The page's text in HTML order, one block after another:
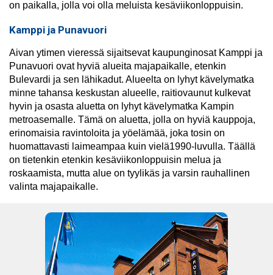
on paikalla, jolla voi olla meluista kesäviikonloppuisin.
Kamppi ja Punavuori
Aivan ytimen vieressä sijaitsevat kaupunginosat Kamppi ja
Punavuori ovat hyviä alueita majapaikalle, etenkin
Bulevardi ja sen lähikadut. Alueelta on lyhyt kävelymatka
minne tahansa keskustan alueelle, raitiovaunut kulkevat
hyvin ja osasta aluetta on lyhyt kävelymatka Kampin
metroasemalle. Tämä on aluetta, jolla on hyviä kauppoja,
erinomaisia ravintoloita ja yöelämää, joka tosin on
huomattavasti laimeampaa kuin vielä1990-luvulla. Täällä
on tietenkin etenkin kesäviikonloppuisin melua ja
roskaamista, mutta alue on tyylikäs ja varsin rauhallinen
valinta majapaikalle.